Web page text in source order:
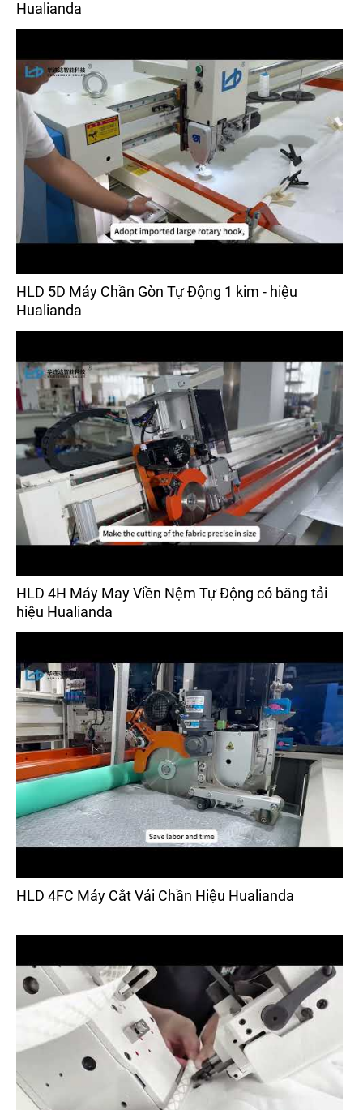
Hualianda
HLD 5D Máy Chần Gòn Tự Động 1 kim - hiệu
Hualianda
HLD 4H Máy May Viền Nệm Tự Động có băng tải
hiệu Hualianda
HLD 4FC Máy Cắt Vải Chần Hiệu Hualianda